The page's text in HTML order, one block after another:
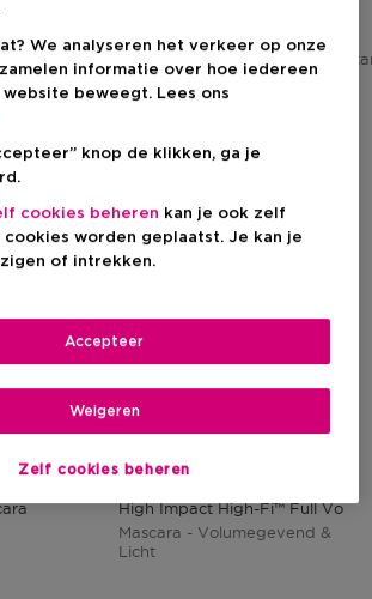
fabrikant € 32,50
€ 33,30
Aanbevolen verkoopprijs
CLINIQUE
High Impact High-Fi™ Full
Mascara - Volumegevend &
Licht
We analyseren het verkeer op onze
informatie over hoe iedereen
beweegt. Lees ons
knop de klikken, ga je
cookies beheren kan je ook zelf
worden geplaatst. Je kan je
of intrekken.
Zelf cookies beheren
Weigeren
Accepteer